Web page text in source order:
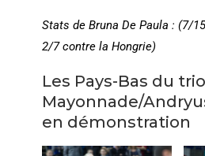
Stats de Bruna De Paula : (7/
2/7 contre la Hongrie)
Les Pays-Bas du trio
Mayonnade/
en démonstration